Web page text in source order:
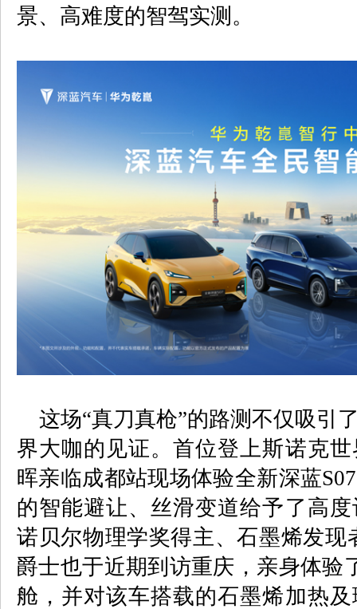
景、高难度的智驾实测。
这场“真刀真枪”的路测不仅吸引
界大咖的见证。首位登上斯诺克
晖亲临成都站现场体验全新深蓝S07
的智能避让、丝滑变道给予了高
诺贝尔物理学奖得主、石墨烯发现
爵士也于近期到访重庆，亲身体验
舱，并对该车搭载的石墨烯加热